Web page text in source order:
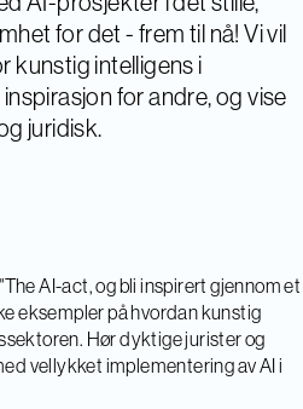
for det - frem til nå! Vi vil
kunstig intelligens i
for andre, og vise
juridisk.
AI-act, og bli inspirert gjennom et
eksempler på hvordan kunstig
Hør dyktige jurister og
vellykket implementering av AI i